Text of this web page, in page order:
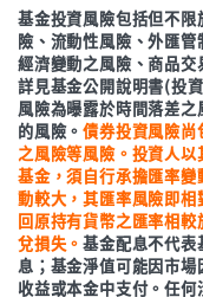
基金投資風險包括但不
險、流動性風險、外匯
經濟變動之風險、商品
詳見基金公開說明書(投
風險為曝露於時間落差
的風險。債券投資風險尚
之風險等風險。投資人
基金，須自行承擔匯率
動較大，其匯率風險即
回原持有貨幣之匯率相
兌損失。基金配息不代表
息；基金淨值可能因市
收益或本金中支付。任